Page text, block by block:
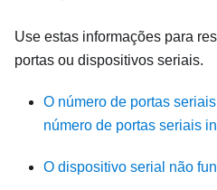
Use estas informações para
portas ou dispositivos seriais.
O número de portas
número de portas seriais
O dispositivo serial não